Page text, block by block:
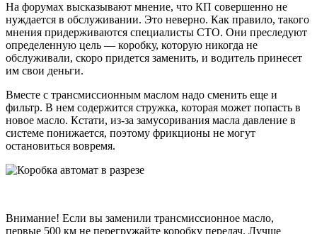
На форумах высказывают мнение, что КП совершенно не
нуждается в обслуживании. Это неверно. Как правило, такого
мнения придерживаются специалисты СТО. Они преследуют
определенную цель — коробку, которую никогда не
обслуживали, скоро придется заменить, и водитель принесет
им свои деньги.
Вместе с трансмиссионным маслом надо сменить еще и
фильтр. В нем содержится стружка, которая может попасть в
новое масло. Кстати, из-за замусоривания масла давление в
системе понижается, поэтому фрикционы не могут
остановиться вовремя.
Внимание! Если вы заменили трансмиссионное масло,
первые 500 км не перегружайте коробку передач. Лучше